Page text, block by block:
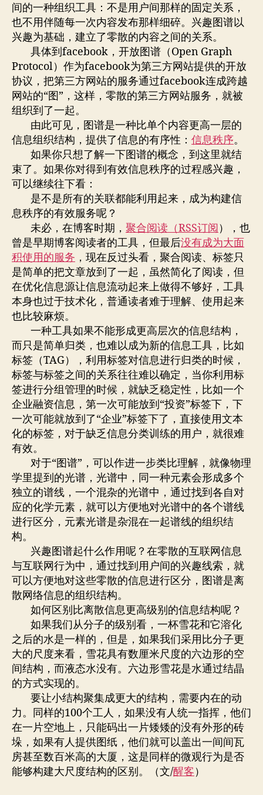
间的一种组织工具：不是用户间那样的固定关系，
也不用伴随每一次内容发布那样细碎。兴趣图谱以
兴趣为基础，建立了零散的内容之间的关系。
具体到facebook，开放图谱（Open Graph
Protocol）作为facebook为第三方网站提供的开放
协议，把第三方网站的服务通过facebook连成跨越
网站的“图”，这样，零散的第三方网站服务，就被
组织到了一起。
由此可见，图谱是一种比单个内容更高一层的
信息组织结构，提供了信息的有序性： 信息秩序。
如果你只想了解一下图谱的概念，到这里就结
束了。如果你对得到有效信息秩序的过程感兴趣，
可以继续往下看：
是不是所有的关联都能利用起来，成为构建信
息秩序的有效服务呢？
未必，在博客时期， 聚合阅读（RSS订阅），也
曾是早期博客阅读者的工具，但最后没有成为大面
积使用的服务 ，现在反过头看，聚合阅读、标签只
是简单的把文章放到了一起，虽然简化了阅读，但
在优化信息源让信息流动起来上做得不够好，工具
本身也过于技术化，普通读者难于理解、使用起来
也比较麻烦。
一种工具如果不能形成更高层次的信息结构，
而只是简单归类，也难以成为新的信息工具，比如
标签（TAG），利用标签对信息进行归类的时候，
标签与标签之间的关系往往难以确定，当你利用标
签进行分组管理的时候，就缺乏稳定性，比如一个
企业融资信息，第一次可能放到“投资”标签下，下
一次可能就放到了“企业”标签下了，直接使用文本
化的标签，对于缺乏信息分类训练的用户，就很难
有效。
对于“图谱”，可以作进一步类比理解，就像物理
学里提到的光谱，光谱中，同一种元素会形成多个
独立的谱线，一个混杂的光谱中，通过找到各自对
应的化学元素，就可以方便地对光谱中的各个谱线
进行区分，元素光谱是杂混在一起谱线的组织结
构。
兴趣图谱起什么作用呢？在零散的互联网信息
与互联网行为中，通过找到用户间的兴趣线索，就
可以方便地对这些零散的信息进行区分，图谱是离
散网络信息的组织结构。
如何区别比离散信息更高级别的信息结构呢？
如果我们从分子的级别看，一杯雪花和它溶化
之后的水是一样的，但是，如果我们采用比分子更
大的尺度来看，雪花具有数厘米尺度的六边形的空
间结构，而液态水没有。六边形雪花是水通过结晶
的方式实现的。
要让小结构聚集成更大的结构，需要内在的动
力。同样的100个工人，如果没有人统一指挥，他们
在一片空地上，只能码出一片矮矮的没有外形的砖
垛，如果有人提供图纸，他们就可以盖出一间间瓦
房甚至数百米高的大厦，这是同样的微观行为是否
能够构建大尺度结构的区别。（文/醒客）